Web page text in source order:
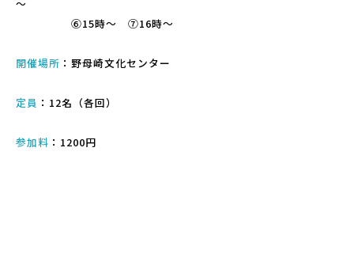
～
⑥15時～ ⑦16時～
開催場所 ：野母崎文化センター
定員 ：12名（各回）
参加料 ：1200円